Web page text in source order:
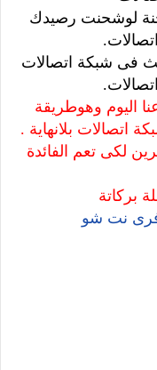
الشحنة لوشحنت رصيدك
فى شبكة اتصالات
اليوم وهوطريقة
اتصالات بلانهاية .
لكى تعم الفائدة
بركاتة
نت شو